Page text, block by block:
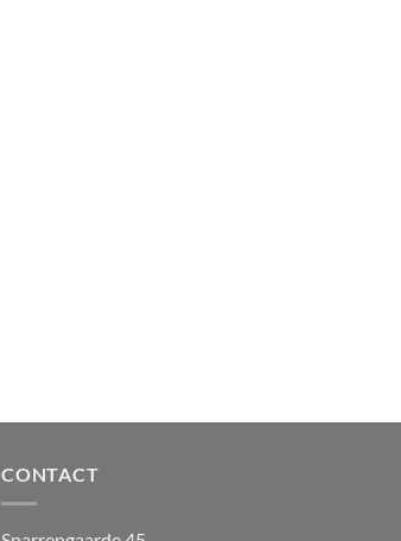
CONTACT